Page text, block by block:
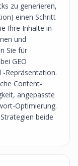
zu generieren,
einen Schritt
Ihre Inhalte in
und
Sie für
GEO
Repräsentation.
Content-
angepasste
Optimierung.
beide